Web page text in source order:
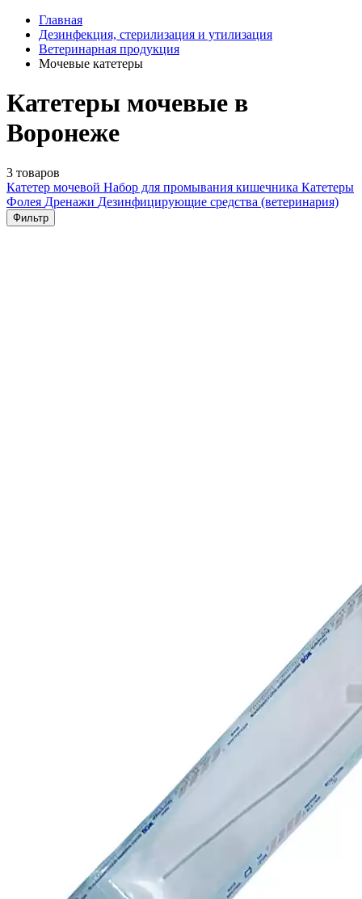
Главная
Дезинфекция, стерилизация и утилизация
Ветеринарная продукция
Мочевые катетеры
Катетеры мочевые в
Воронеже
3 товаров
Катетер мочевой Набор для промывания кишечника Катетеры
Фолея Дренажи Дезинфицирующие средства (ветеринария)
Фильтр